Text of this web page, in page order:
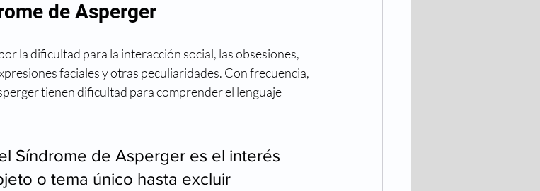
de Asperger
la dificultad para la interacción social, las obsesiones,
faciales y otras peculiaridades. Con frecuencia,
tienen dificultad para comprender el lenguaje
Síndrome de Asperger es el interés
o tema único hasta excluir